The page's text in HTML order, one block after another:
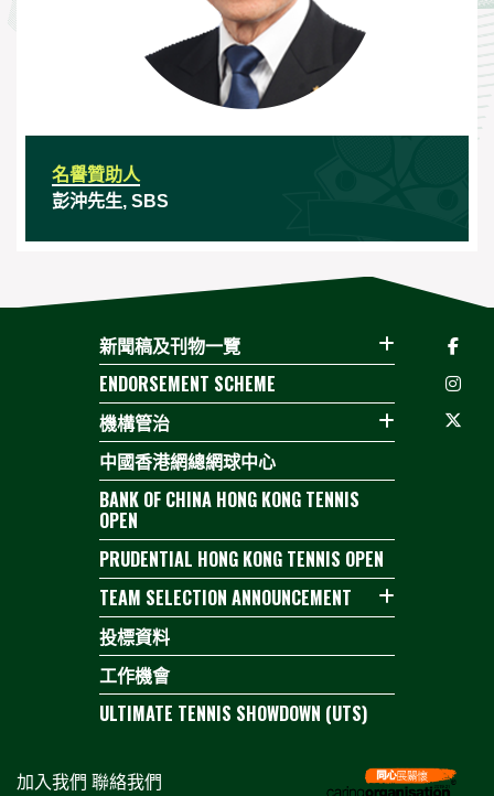
名譽贊助人
彭沖先生, SBS
新聞稿及刊物一覽
ENDORSEMENT SCHEME
機構管治
中國香港網總網球中心
BANK OF CHINA HONG KONG TENNIS
OPEN
PRUDENTIAL HONG KONG TENNIS OPEN
TEAM SELECTION ANNOUNCEMENT
投標資料
工作機會
ULTIMATE TENNIS SHOWDOWN (UTS)
加入我們 聯絡我們